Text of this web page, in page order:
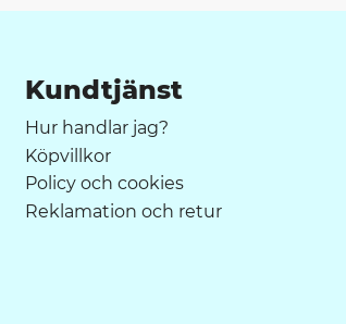
Kundtjänst
Hur handlar jag?
Köpvillkor
Policy och cookies
Reklamation och retur